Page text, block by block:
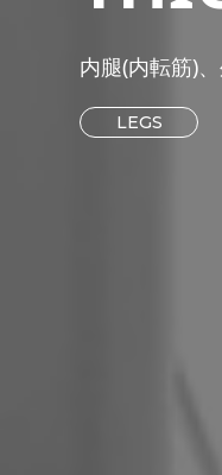
内腿(内転筋)
LEGS